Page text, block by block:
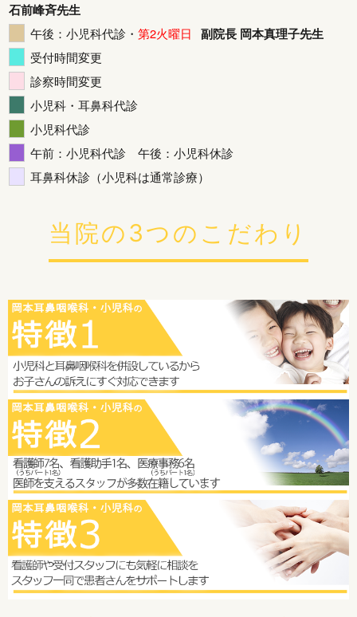
石前峰斉先生
午後：小児科代診・ 第2火曜日 副院長 岡本真理子先生
受付時間変更
診察時間変更
小児科・耳鼻科代診
小児科代診
午前：小児科代診 午後：小児科休診
耳鼻科休診（小児科は通常診療）
当院の3つのこだわり